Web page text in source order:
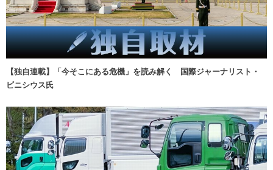
【独自連載】「今そこにある危機」を読み解く 国際ジャーナリスト・
ビニシウス氏